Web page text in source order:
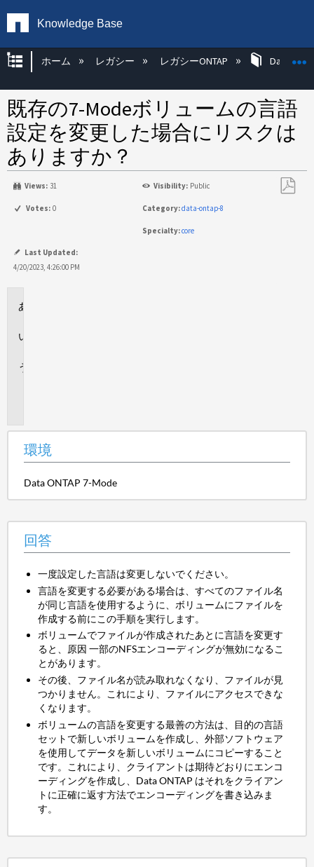
Knowledge Base
グローバル階層を展開/折りたたむ
ホーム レガシー レガシーONTAP Data
既存の7-Modeボリュームの言語
設定を変更した場合にリスクは
ありますか？
Views: 31 Visibility: Public
Votes: 0 Category:data-ontap-8
Specialty:core
Last Updated:
4/20/2023, 4:26:00 PM
環境
Data ONTAP 7-Mode
回答
一度設定した言語は変更しないでください。
言語を変更する必要がある場合は、すべてのファイル名
が同じ言語を使用するように、ボリュームにファイルを
作成する前にこの手順を実行します。
ボリュームでファイルが作成されたあとに言語を変更す
ると、原因 一部のNFSエンコーディングが無効になるこ
とがあります。
その後、ファイル名が読み取れなくなり、ファイルが見
つかりません。これにより、ファイルにアクセスできな
くなります。
ボリュームの言語を変更する最善の方法は、目的の言語
セットで新しいボリュームを作成し、外部ソフトウェア
を使用してデータを新しいボリュームにコピーすること
です。これにより、クライアントは期待どおりにエンコ
ーディングを作成し、Data ONTAP はそれをクライアン
トに正確に返す方法でエンコーディングを書き込みま
す。